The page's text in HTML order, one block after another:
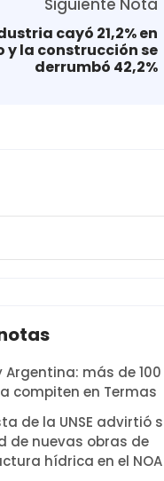
cayó 21,2% en
y la construcción se
derrumbó 42,2%
Argentina: más de
compiten en Termas
de la UNSE advirtió
de nuevas obras de
hídrica en el NOA